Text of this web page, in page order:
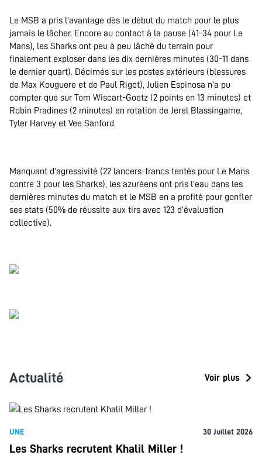
Le MSB a pris l’avantage dès le début du match pour le plus
jamais le lâcher. Encore au contact à la pause (41-34 pour Le
Mans), les Sharks ont peu à peu lâché du terrain pour
finalement exploser dans les dix dernières minutes (30-11 dans
le dernier quart). Décimés sur les postes extérieurs (blessures
de Max Kouguere et de Paul Rigot), Julien Espinosa n’a pu
compter que sur Tom Wiscart-Goetz (2 points en 13 minutes) et
Robin Pradines (2 minutes) en rotation de Jerel Blassingame,
Tyler Harvey et Vee Sanford.
Manquant d’agressivité (22 lancers-francs tentés pour Le Mans
contre 3 pour les Sharks), les azuréens ont pris l’eau dans les
dernières minutes du match et le MSB en a profité pour gonfler
ses stats (50% de réussite aux tirs avec 123 d’évaluation
collective).
Actualité Voir plus
UNE 30 Juillet 2026
Les Sharks recrutent Khalil Miller !